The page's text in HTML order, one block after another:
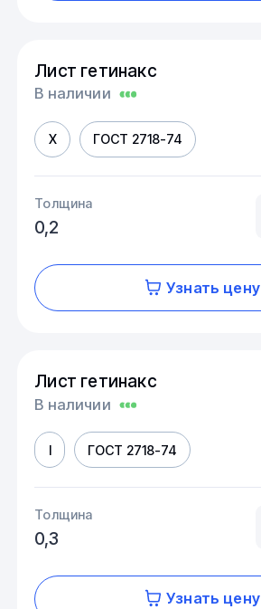
Лист гетинакс
В наличии
X ГОСТ 2718-74
Толщина
0,2
Узнать цену
Лист гетинакс
В наличии
I ГОСТ 2718-74
Толщина
0,3
Узнать цену